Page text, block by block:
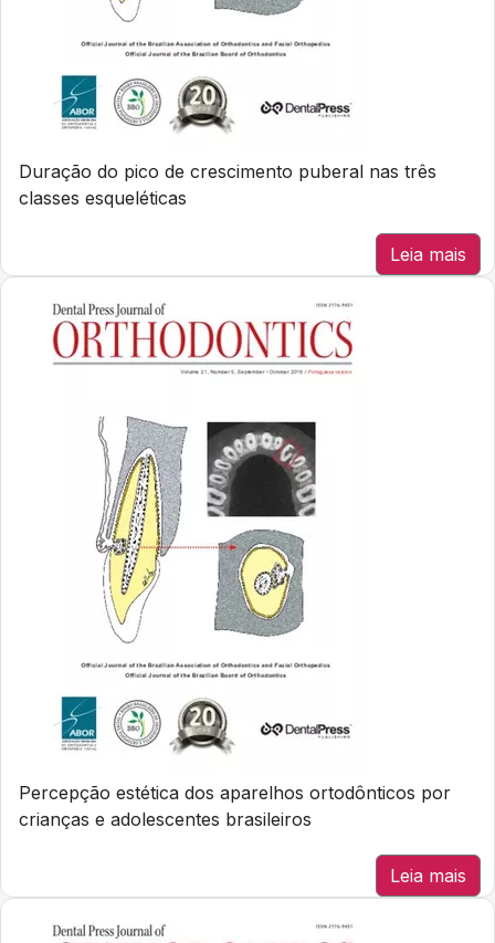
Duração do pico de crescimento puberal nas três
classes esqueléticas
Leia mais
Percepção estética dos aparelhos ortodônticos por
crianças e adolescentes brasileiros
Leia mais